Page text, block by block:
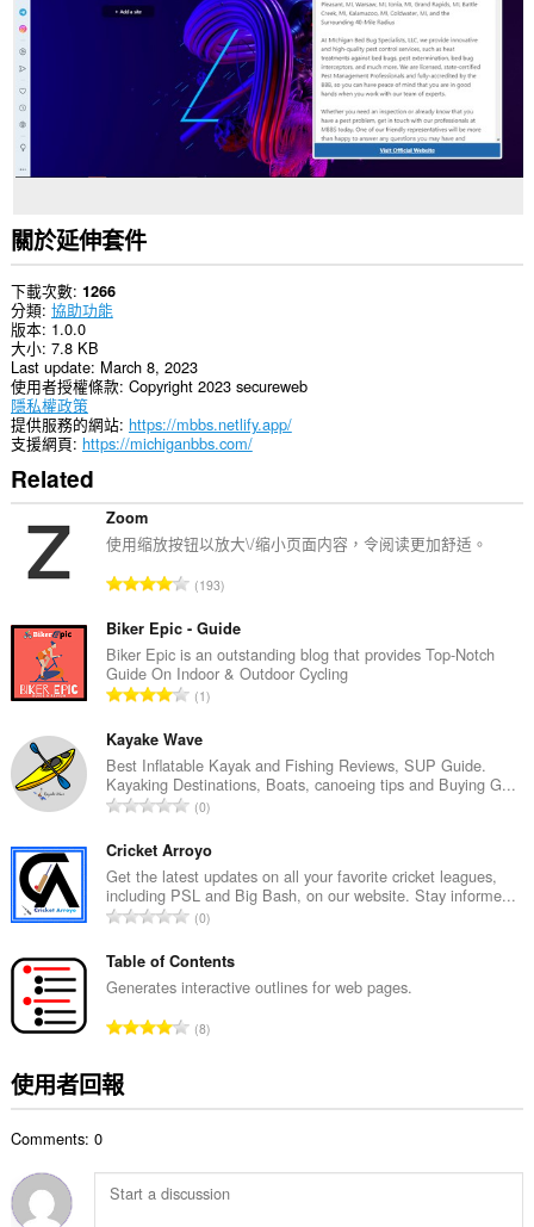
關於延伸套件
下載次數 1266
分類 協助功能
版本 1.0.0
大小 7.8 KB
Last update March 8, 2023
使用者授權條款 Copyright 2023 secureweb
隱私權政策
提供服務的網站 https://mbbs.netlify.app/
支援網頁 https://michiganbbs.com/
Related
Zoom
使用缩放按钮以放大\/缩小页面内容，令阅读更加舒适。
評
的
總
次
數
193
Biker Epic - Guide
Biker Epic is an outstanding blog that provides Top-Notch
Guide On Indoor & Outdoor Cycling
評
的
總
次
數
1
Kayake Wave
Best Inflatable Kayak and Fishing Reviews, SUP Guide.
Kayaking Destinations, Boats, canoeing tips and Buying G...
評
的
總
次
數
0
Cricket Arroyo
Get the latest updates on all your favorite cricket leagues,
including PSL and Big Bash, on our website. Stay informe...
評
的
總
數
0
Table of Contents
Generates interactive outlines for web pages.
評
:
8
使用者回報
Comments: 0